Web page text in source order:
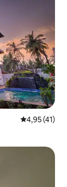
Priemerné
4,95 (41)